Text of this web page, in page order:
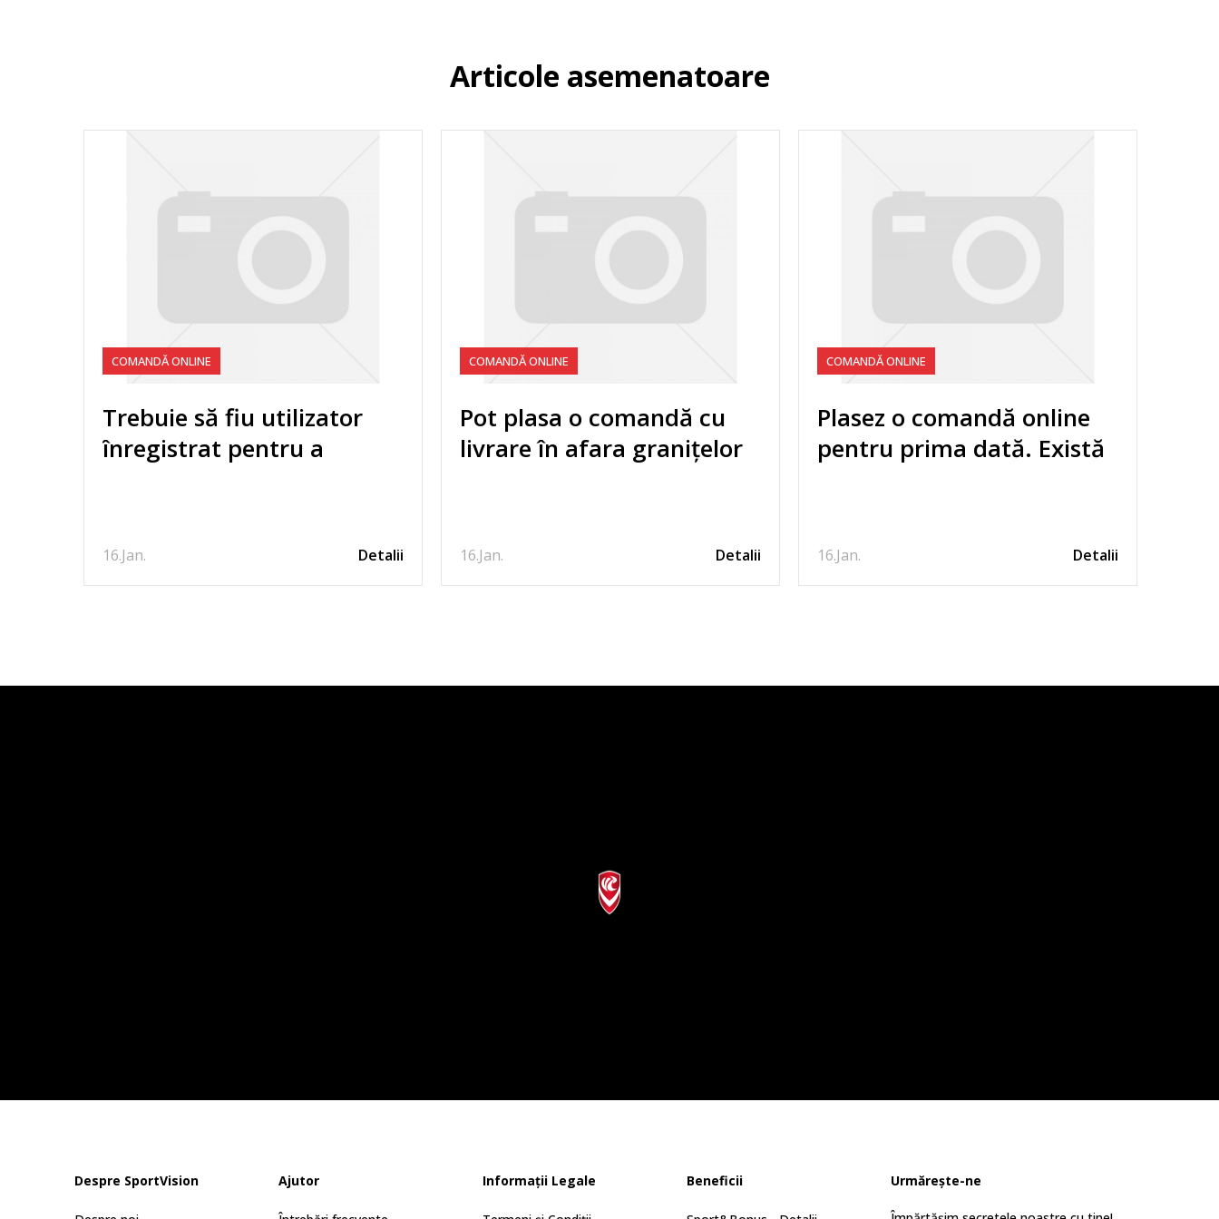
Articole asemenatoare
16.Jan.
COMANDĂ ONLINE
Trebuie să fiu utilizator
înregistrat pentru a
Detalii 16.Jan.
COMANDĂ ONLINE
Pot plasa o comandă cu
livrare în afara granițelor
Detalii 16.Jan.
COMANDĂ ONLINE
Plasez o comandă online
pentru prima dată. Există
Detalii
Despre SportVision Ajutor Informații Legale Beneficii Urmărește-ne